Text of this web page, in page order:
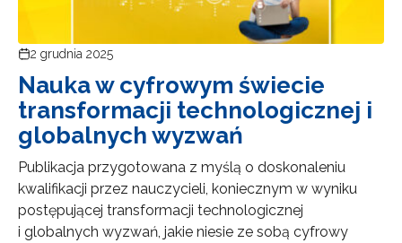
2 grudnia 2025
Nauka w cyfrowym świecie
transformacji technologicznej i
globalnych wyzwań
Publikacja przygotowana z myślą o doskonaleniu
kwalifikacji przez nauczycieli, koniecznym w wyniku
postępującej transformacji technologicznej
i globalnych wyzwań, jakie niesie ze sobą cyfrowy